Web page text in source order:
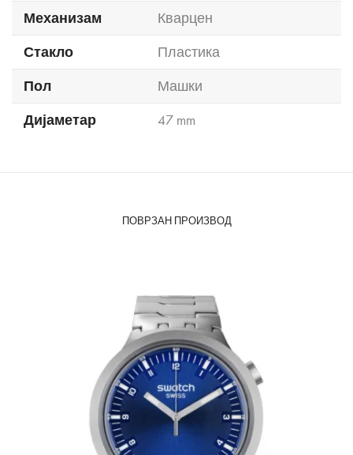
Механизам
Кварцен
Стакло
Пластика
Пол
Машки
Дијаметар
47 mm
ПОВРЗАН ПРОИЗВОД